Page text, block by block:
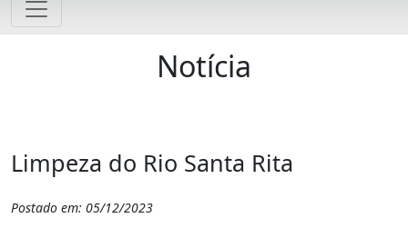
Notícia
Limpeza do Rio Santa Rita
Postado em: 05/12/2023